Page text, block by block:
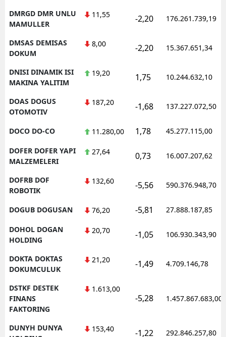
DMRGD DMR UNLU
MAMULLER
11,55 -2,20 176.261.739,19
DMSAS DEMISAS
DOKUM
8,00 -2,20 15.367.651,34
DNISI DINAMIK ISI
MAKINA YALITIM
19,20 1,75 10.244.632,10
DOAS DOGUS
OTOMOTIV
187,20 -1,68 137.227.072,50
DOCO DO-CO 11.280,00 1,78 45.277.115,00
DOFER DOFER YAPI
MALZEMELERI
27,64 0,73 16.007.207,62
DOFRB DOF
ROBOTIK
132,60 -5,56 590.376.948,70
DOGUB DOGUSAN 76,20 -5,81 27.888.187,85
DOHOL DOGAN
HOLDING
20,70 -1,05 106.930.343,90
DOKTA DOKTAS
DOKUMCULUK
21,20 -1,49 4.709.146,78
DSTKF DESTEK
FINANS
FAKTORING
1.613,00
-5,28 1.457.867.683,00
DUNYH DUNYA
153,40 -1,22 292.846.257,80